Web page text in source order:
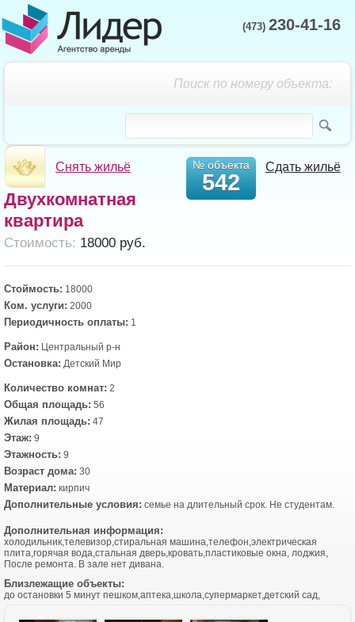
(473) 230-41-16
Поиск по номеру объекта:
Снять жильё Сдать жильё
№ объекта
542
Двухкомнатная
квартира
Cтоимость: 18000 руб.
Стоймость: 18000
Ком. услуги: 2000
Периодичность оплаты: 1
Район: Центральный р-н
Остановка: Детский Мир
Количество комнат: 2
Общая площадь: 56
Жилая площадь: 47
Этаж: 9
Этажность: 9
Возраст дома: 30
Материал: кирпич
Дополнительные условия: семье на длительный срок. Не студентам.
Дополнительная информация:
холодильник,телевизор,стиральная машина,телефон,электрическая
плита,горячая вода,стальная дверь,кровать,пластиковые окна, лоджия,
После ремонта. В зале нет дивана.
Близлежащие объекты:
до остановки 5 минут пешком,аптека,школа,супермаркет,детский сад,